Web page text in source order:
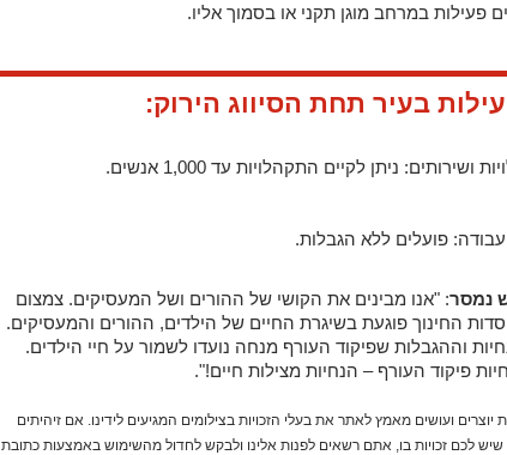
פעילות במרחב מוגן תקני או בסמוך אליו.
בעיר תחת הסיווג הירוק:
ושירותים: ניתן לקיים התקהלויות עד 1,000 אנשים.
פועלים ללא הגבלות.
נמסר: "אנו מבינים את הקושי של ההורים ושל המעסיקים. צמצום
החינוך פוגעת בשיגרת החיים של הילדים, ההורים והמעסיקים.
וההגבלות שפיקוד העורף מנחה נועדו לשמור על חיי הילדים.
פיקוד העורף – הנחיות מצילות חיים!".
יוצרים ועושים מאמץ לאתר את בעלי הזכויות בצילומים המגיעים לידינו. אם זיהיתים
שיש לכם זכויות בו, אתם רשאים לפנות אלינו ולבקש לחדול מהשימוש באמצעות כתובת